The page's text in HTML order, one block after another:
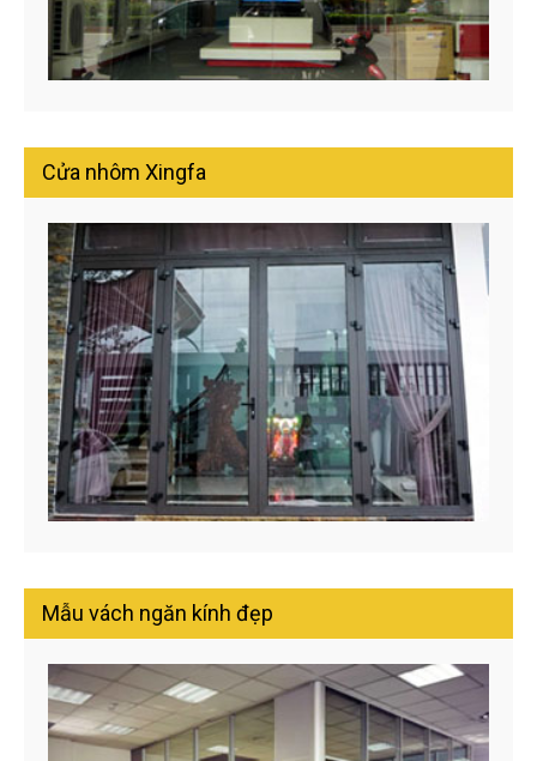
Cửa nhôm Xingfa
Mẫu vách ngăn kính đẹp